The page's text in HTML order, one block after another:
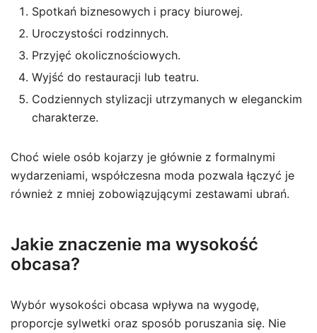
Spotkań biznesowych i pracy biurowej.
Uroczystości rodzinnych.
Przyjęć okolicznościowych.
Wyjść do restauracji lub teatru.
Codziennych stylizacji utrzymanych w eleganckim
charakterze.
Choć wiele osób kojarzy je głównie z formalnymi
wydarzeniami, współczesna moda pozwala łączyć je
również z mniej zobowiązującymi zestawami ubrań.
Jakie znaczenie ma wysokość
obcasa?
Wybór wysokości obcasa wpływa na wygodę,
proporcje sylwetki oraz sposób poruszania się. Nie